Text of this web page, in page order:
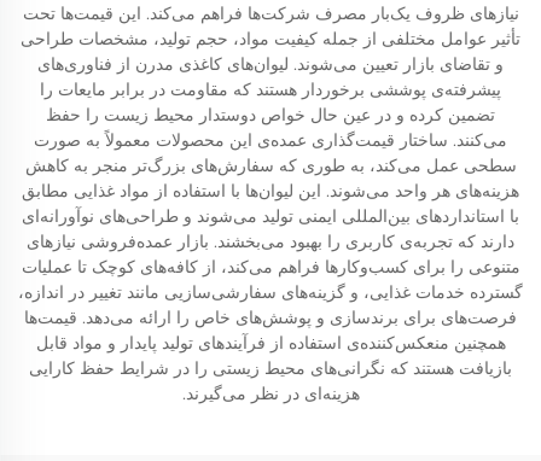
نیازهای ظروف یک‌بار مصرف شرکت‌ها فراهم می‌کند. این قیمت‌ها تحت
تأثیر عوامل مختلفی از جمله کیفیت مواد، حجم تولید، مشخصات طراحی
و تقاضای بازار تعیین می‌شوند. لیوان‌های کاغذی مدرن از فناوری‌های
پیشرفته‌ی پوششی برخوردار هستند که مقاومت در برابر مایعات را
تضمین کرده و در عین حال خواص دوستدار محیط زیست را حفظ
می‌کنند. ساختار قیمت‌گذاری عمده‌ی این محصولات معمولاً به صورت
سطحی عمل می‌کند، به طوری که سفارش‌های بزرگ‌تر منجر به کاهش
هزینه‌های هر واحد می‌شوند. این لیوان‌ها با استفاده از مواد غذایی مطابق
با استانداردهای بین‌المللی ایمنی تولید می‌شوند و طراحی‌های نوآورانه‌ای
دارند که تجربه‌ی کاربری را بهبود می‌بخشند. بازار عمده‌فروشی نیازهای
متنوعی را برای کسب‌وکارها فراهم می‌کند، از کافه‌های کوچک تا عملیات
گسترده خدمات غذایی، و گزینه‌های سفارشی‌سازیی مانند تغییر در اندازه،
فرصت‌های برای برندسازی و پوشش‌های خاص را ارائه می‌دهد. قیمت‌ها
همچنین منعکس‌کننده‌ی استفاده از فرآیندهای تولید پایدار و مواد قابل
بازیافت هستند که نگرانی‌های محیط زیستی را در شرایط حفظ کارایی
هزینه‌ای در نظر می‌گیرند.